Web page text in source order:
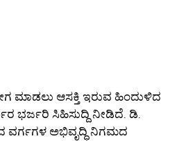
ಮಾಡಲು ಆಸಕ್ತಿ ಇರುವ ಹಿಂದುಳಿದ
ಭರ್ಜರಿ ಸಿಹಿಸುದ್ದಿ ನೀಡಿದೆ. ಡಿ.
ವರ್ಗಗಳ ಅಭಿವೃದ್ಧಿ ನಿಗಮದ